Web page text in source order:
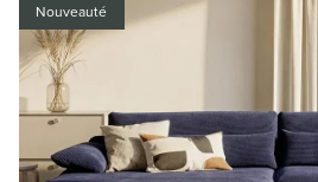
Nouveauté